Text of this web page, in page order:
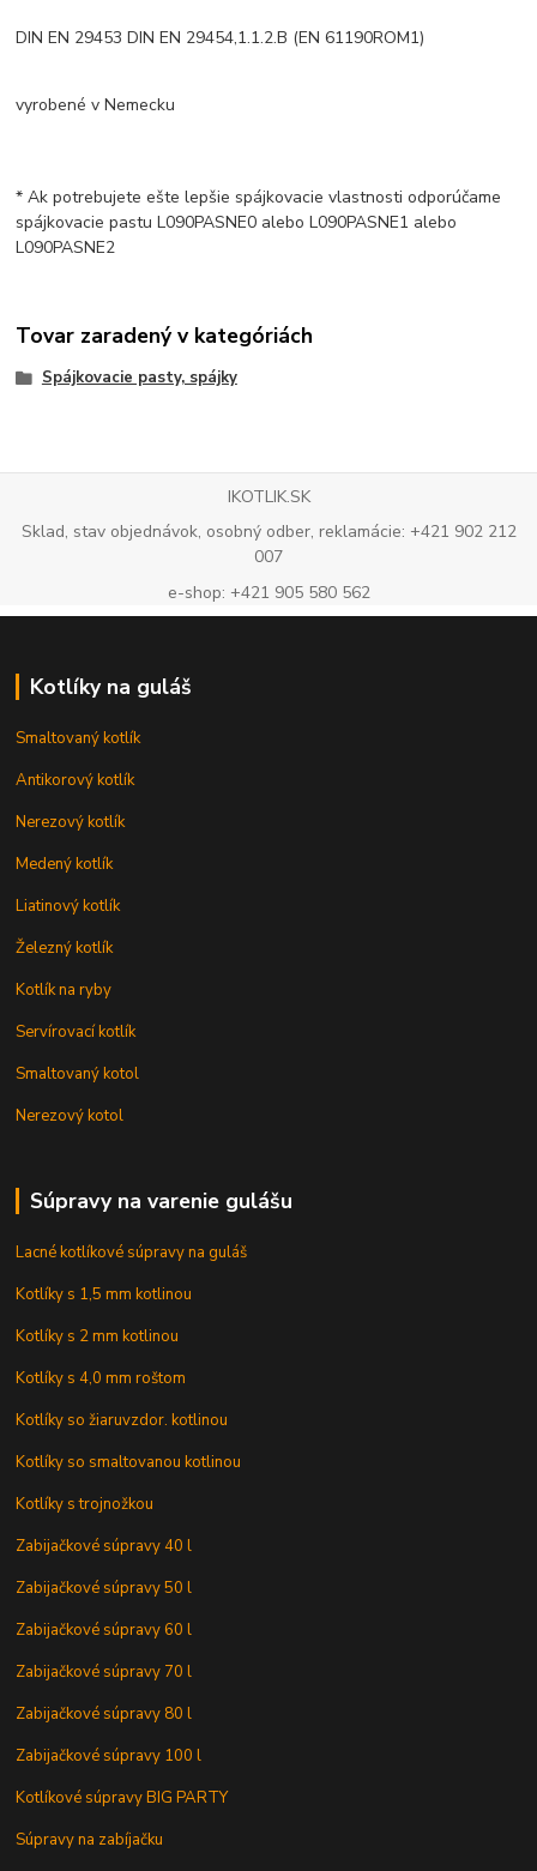
DIN EN 29453 DIN EN 29454,1.1.2.B (EN 61190ROM1)
vyrobené v Nemecku
* Ak potrebujete ešte lepšie spájkovacie vlastnosti odporúčame
spájkovacie pastu L090PASNE0 alebo L090PASNE1 alebo
L090PASNE2
Tovar zaradený v kategóriách
Spájkovacie pasty, spájky
IKOTLIK.SK
Sklad, stav objednávok, osobný odber, reklamácie: +421 902 212
007
e-shop: +421 905 580 562
Kotlíky na guláš
Smaltovaný kotlík
Antikorový kotlík
Nerezový kotlík
Medený kotlík
Liatinový kotlík
Železný kotlík
Kotlík na ryby
Servírovací kotlík
Smaltovaný kotol
Nerezový kotol
Súpravy na varenie gulášu
Lacné kotlíkové súpravy na guláš
Kotlíky s 1,5 mm kotlinou
Kotlíky s 2 mm kotlinou
Kotlíky s 4,0 mm roštom
Kotlíky so žiaruvzdor. kotlinou
Kotlíky so smaltovanou kotlinou
Kotlíky s trojnožkou
Zabijačkové súpravy 40 l
Zabijačkové súpravy 50 l
Zabijačkové súpravy 60 l
Zabijačkové súpravy 70 l
Zabijačkové súpravy 80 l
Zabijačkové súpravy 100 l
Kotlíkové súpravy BIG PARTY
Súpravy na zabíjačku